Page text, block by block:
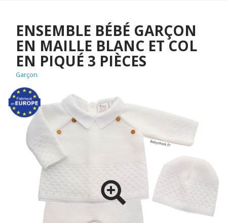
ENSEMBLE BÉBÉ GARÇON
EN MAILLE BLANC ET COL
EN PIQUÉ 3 PIÈCES
Garçon